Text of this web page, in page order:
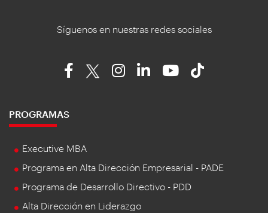
Síguenos en nuestras redes sociales
PROGRAMAS
Executive MBA
Programa en Alta Dirección Empresarial - PADE
Programa de Desarrollo Directivo - PDD
Alta Dirección en Liderazgo